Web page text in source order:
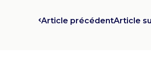
Article précédentArticle